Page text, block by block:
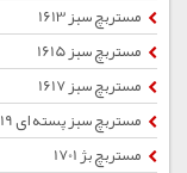
مستربچ سبز 1613
مستربچ سبز 1615
مستربچ سبز 1617
مستربچ سبز پسته ای 1619
مستربچ بژ 1701